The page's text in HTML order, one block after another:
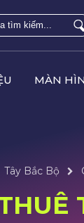
MÀN
Tây Bắc Bộ